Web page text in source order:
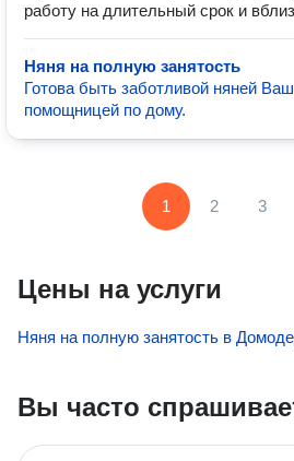
работу на длительный срок и
Няня на полную занятость
Готова быть заботливой няней
помощницей по дому.
1 2 3
Цены на услуги
Няня на полную занятость в
Вы часто